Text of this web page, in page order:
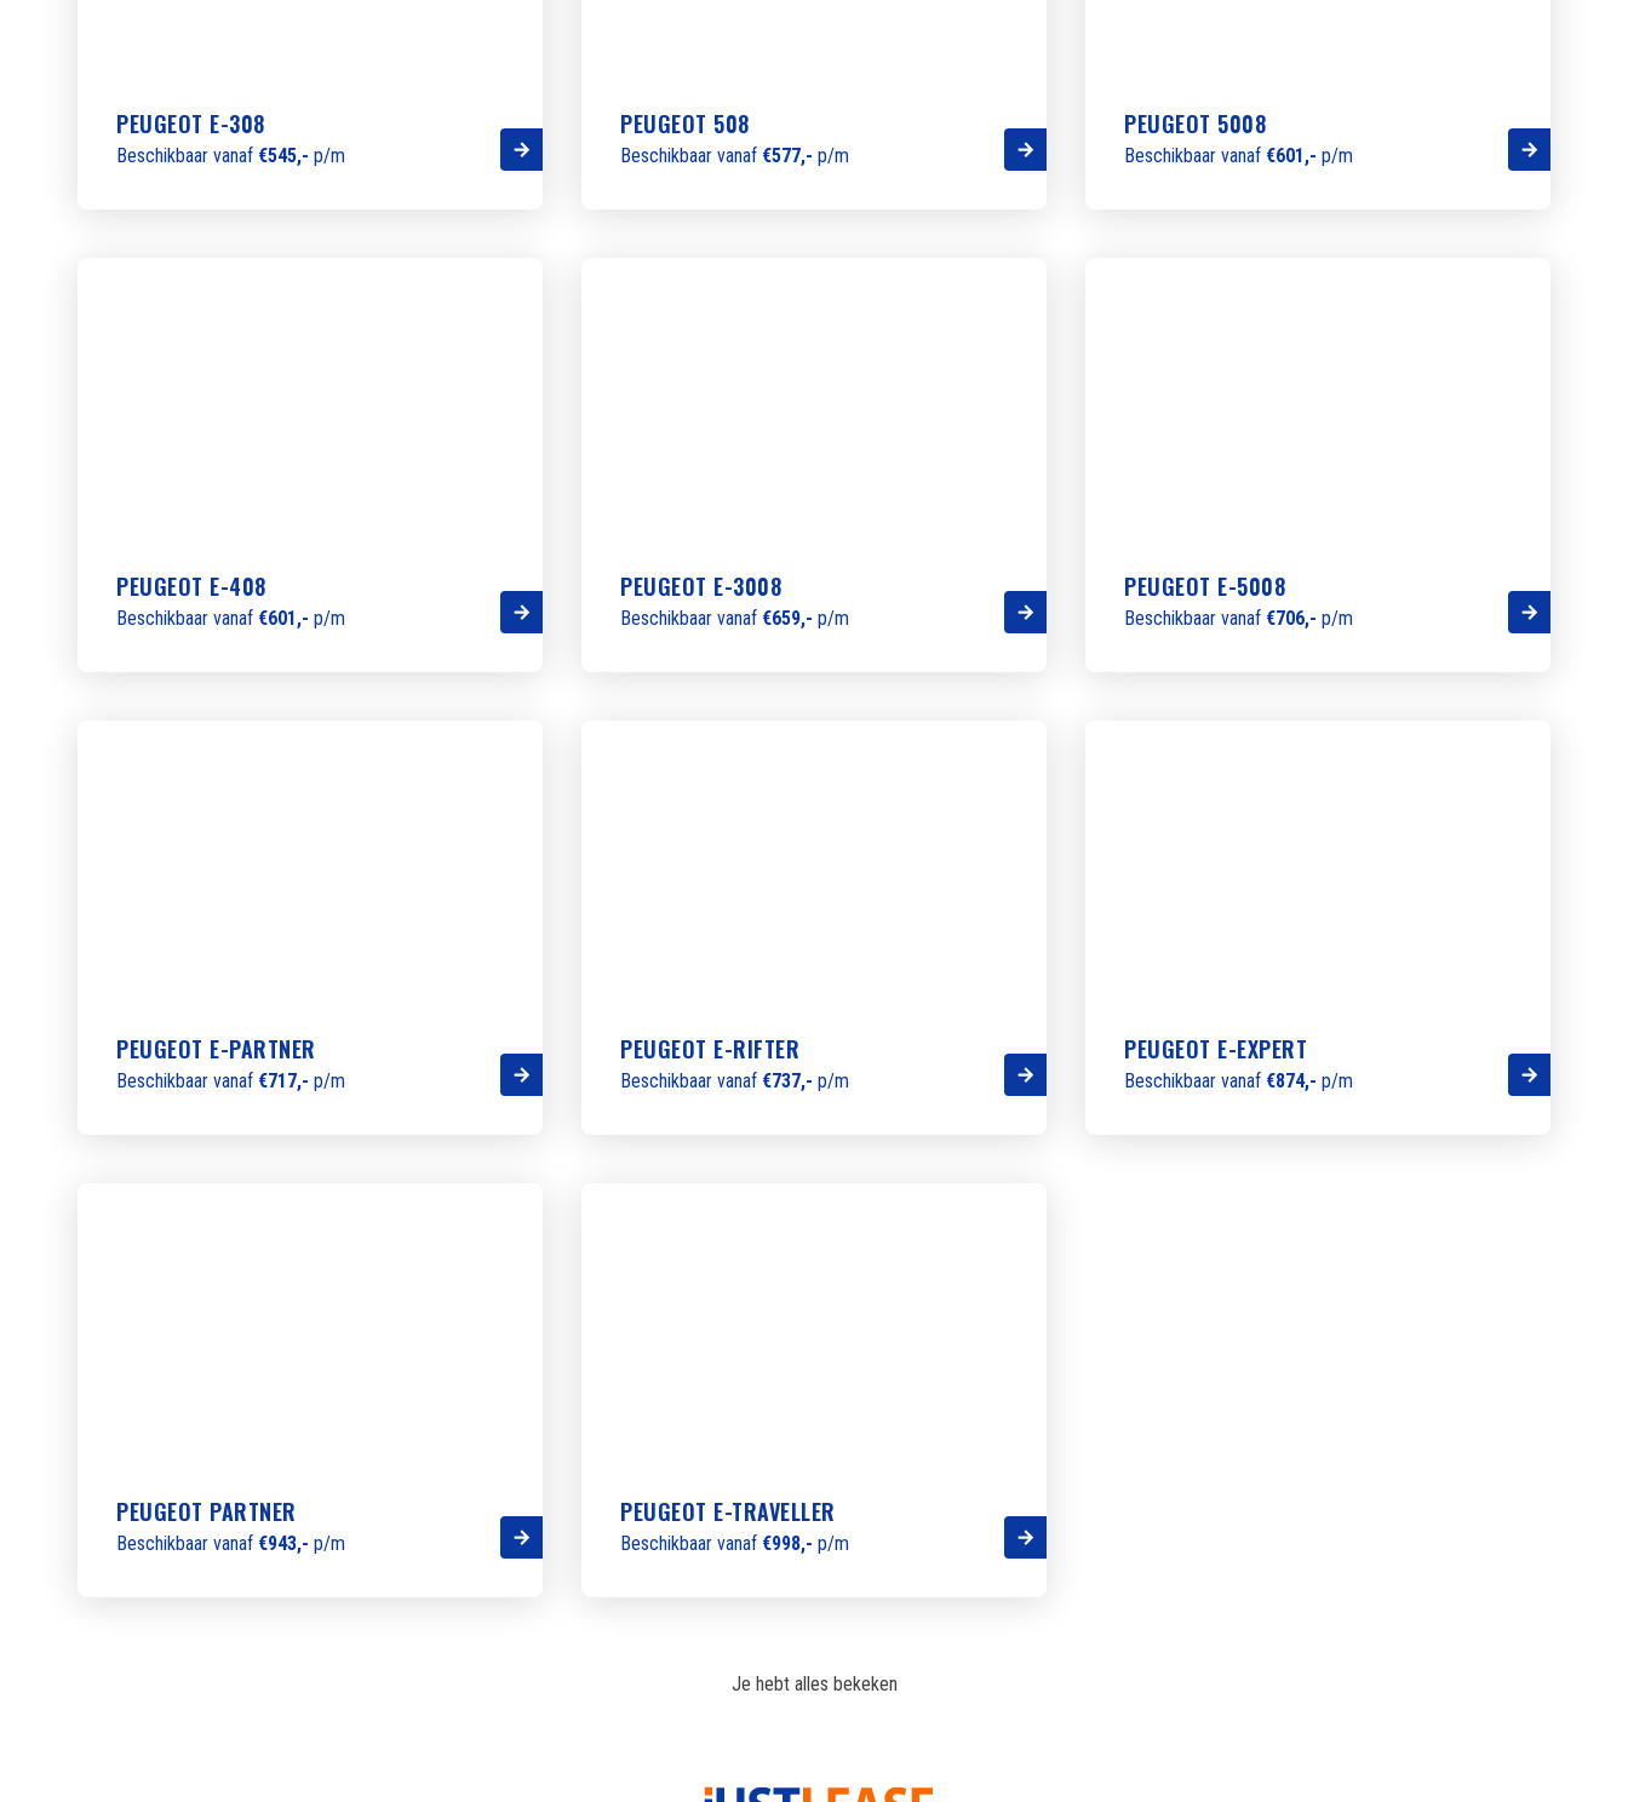
PEUGEOT E-308
Beschikbaar vanaf €545,- p/m
PEUGEOT 508
Beschikbaar vanaf €577,- p/m
PEUGEOT 5008
Beschikbaar vanaf €601,- p/m
PEUGEOT E-408
Beschikbaar vanaf €601,- p/m
PEUGEOT E-3008
Beschikbaar vanaf €659,- p/m
PEUGEOT E-5008
Beschikbaar vanaf €706,- p/m
PEUGEOT E-PARTNER
Beschikbaar vanaf €717,- p/m
PEUGEOT E-RIFTER
Beschikbaar vanaf €737,- p/m
PEUGEOT E-EXPERT
Beschikbaar vanaf €874,- p/m
PEUGEOT PARTNER
Beschikbaar vanaf €943,- p/m
PEUGEOT E-TRAVELLER
Beschikbaar vanaf €998,- p/m
Je hebt alles bekeken